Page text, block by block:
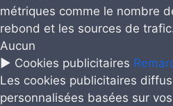
métriques comme le nombre
rebond et les sources de
Aucun
► Cookies publicitaires
Les cookies publicitaires
personnalisées basées sur